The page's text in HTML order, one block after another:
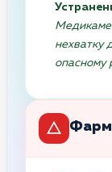
нехватку
опасному